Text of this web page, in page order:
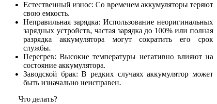
Естественный износ: Со временем аккумуляторы теряют
свою емкость.
Неправильная зарядка: Использование неоригинальных
зарядных устройств, частая зарядка до 100% или полная
разрядка аккумулятора могут сократить его срок
службы.
Перегрев: Высокие температуры негативно влияют на
состояние аккумулятора.
Заводской брак: В редких случаях аккумулятор может
быть изначально неисправен.
Что делать?